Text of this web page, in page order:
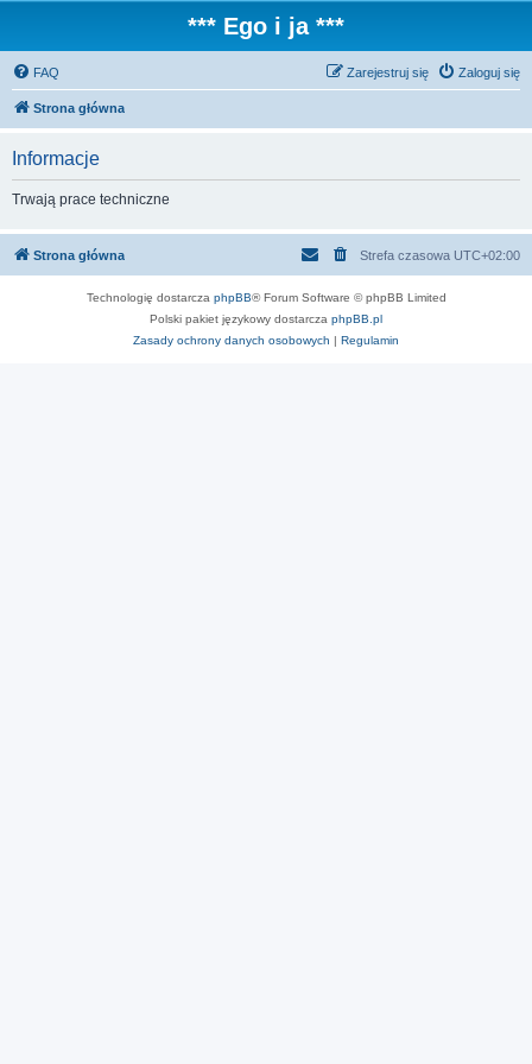
*** Ego i ja ***
FAQ Zaloguj się
Zarejestruj się
Strona główna
Informacje
Trwają prace techniczne
Strona główna Strefa czasowa UTC+02:00
Technologię dostarcza phpBB® Forum Software © phpBB Limited
Polski pakiet językowy dostarcza phpBB.pl
Zasady ochrony danych osobowych | Regulamin